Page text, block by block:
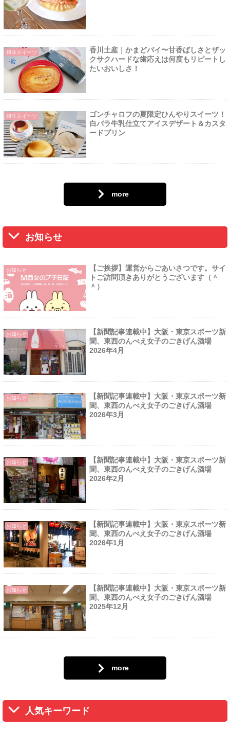
和洋スイーツ
香川土産｜かまどパイ〜甘香ばしさとザッ
クサクハードな歯応えは何度もリピートし
たいおいしさ！
和洋スイーツ
ゴンチャロフの夏限定ひんやりスイーツ！
白バラ牛乳仕立てアイスデザート＆カスタ
ードプリン
more
お知らせ
お知らせ
【ご挨拶】運営からごあいさつです。サイ
トご訪問頂きありがとうございます（＾
＾）
お知らせ
【新聞記事連載中】大阪・東京スポーツ新
聞、東西のんべえ女子のごきげん酒場
2026年4月
お知らせ
【新聞記事連載中】大阪・東京スポーツ新
聞、東西のんべえ女子のごきげん酒場
2026年3月
お知らせ
【新聞記事連載中】大阪・東京スポーツ新
聞、東西のんべえ女子のごきげん酒場
2026年2月
お知らせ
【新聞記事連載中】大阪・東京スポーツ新
聞、東西のんべえ女子のごきげん酒場
2026年1月
お知らせ
【新聞記事連載中】大阪・東京スポーツ新
聞、東西のんべえ女子のごきげん酒場
2025年12月
more
人気キーワード